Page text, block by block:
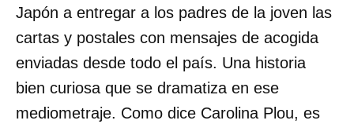
Japón a entregar a los padres de la joven las
cartas y postales con mensajes de acogida
enviadas desde todo el país. Una historia
bien curiosa que se dramatiza en ese
mediometraje. Como dice Carolina Plou, es